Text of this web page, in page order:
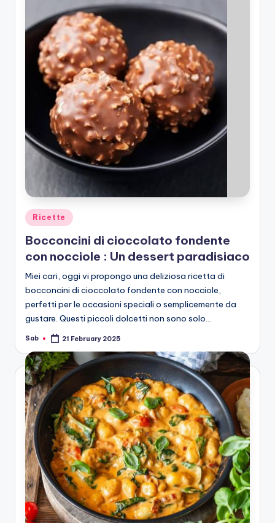
Posted
in
Ricette
Bocconcini di cioccolato fondente
con nocciole : Un dessert paradisiaco
Miei cari, oggi vi propongo una deliziosa ricetta di
bocconcini di cioccolato fondente con nocciole,
perfetti per le occasioni speciali o semplicemente da
gustare. Questi piccoli dolcetti non sono solo…
Posted
Sab 21 February 2025